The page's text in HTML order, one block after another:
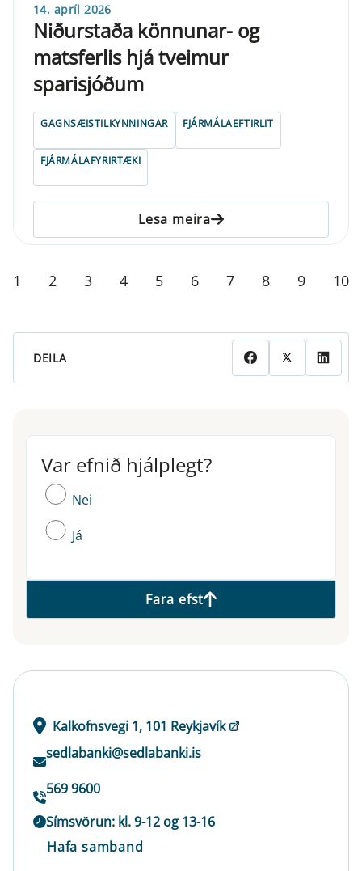
14. apríl 2026
Niðurstaða könnunar- og
matsferlis hjá tveimur
sparisjóðum
GAGNSÆISTILKYNNINGAR FJÁRMÁLAEFTIRLIT
FJÁRMÁLAFYRIRTÆKI
Lesa meira
1 2 3 4 5 6 7 8 9 10
DEILA
Var efnið hjálplegt?
Var efnið hjálplegt?
Nei
Já
Fara efst
Kalkofnsvegi 1, 101 Reykjavík
sedlabanki@sedlabanki.is
569 9600
Símsvörun: kl. 9-12 og 13-16
Hafa samband